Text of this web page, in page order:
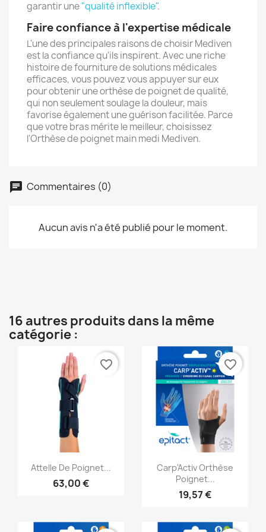
garantir une"qualité inflexible".
Faire confiance à l'expertise médicale
L'une des principales raisons de choisir Mediven
est la confiance qu'ils inspirent. Avec une riche
histoire de fourniture de solutions médicales
efficaces, vous pouvez vous appuyer sur eux
pour obtenir une orthèse de poignet de qualité,
qui non seulement soulage la douleur, mais
favorise également une guérison facilitée. Parce
que votre bras mérite le meilleur, choisissez
l'Orthèse de poignet main medi Mediven.
Commentaires (0)
Aucun avis n'a été publié pour le moment.
16 autres produits dans la même
catégorie :
Aperçu rapide
Attelle De Poignet...
63,00 €
favorite_border
Aperçu rapide
Carp'Activ Orthèse
Poignet...
19,57 €
favorite_border
Créer une liste d'envies
Nom de la liste d'envies
Annuler Créer une liste d'envies